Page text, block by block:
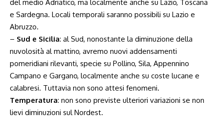
del medio Adriatico, ma localmente anche su Lazio, Toscana
e Sardegna. Locali temporali saranno possibili su Lazio e
Abruzzo.
– Sud e Sicilia: al Sud, nonostante la diminuzione della
nuvolosità al mattino, avremo nuovi addensamenti
pomeridiani rilevanti, specie su Pollino, Sila, Appennino
Campano e Gargano, localmente anche su coste lucane e
calabresi. Tuttavia non sono attesi fenomeni.
Temperatura: non sono previste ulteriori variazioni se non
lievi diminuzioni sul Nordest.